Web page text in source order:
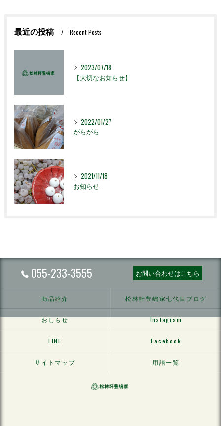
最近の投稿 Recent Posts
2023/07/18
【大切なお知らせ】
2022/01/27
がらがら
2021/11/18
お知らせ
055-233-3555 お問い合わせはこちら
商品紹介 松林軒豊嶋家七代目ブログ
おしらせ Instagram
LINE Facebook
サイトマップ 用語一覧